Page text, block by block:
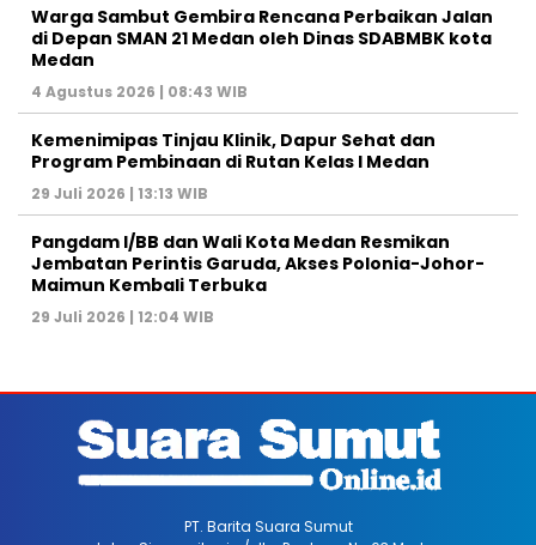
Warga Sambut Gembira Rencana Perbaikan Jalan
di Depan SMAN 21 Medan oleh Dinas SDABMBK kota
Medan
4 Agustus 2026 | 08:43 WIB
Kemenimipas Tinjau Klinik, Dapur Sehat dan
Program Pembinaan di Rutan Kelas I Medan
29 Juli 2026 | 13:13 WIB
Pangdam I/BB dan Wali Kota Medan Resmikan
Jembatan Perintis Garuda, Akses Polonia-Johor-
Maimun Kembali Terbuka
29 Juli 2026 | 12:04 WIB
PT. Barita Suara Sumut